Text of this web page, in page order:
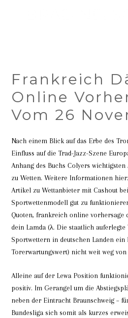
Frankreich
Online
Vom 26
Nach einem Blick auf das Erbe des
Einfluss auf die Trad-Jazz-Szene
Anhang des Buchs Colyers
zu Wetten. Weitere Informationen
Artikel zu Wettanbieter mit Cashout
Sportwettenmodell gut zu
Quoten, frankreich online vorhersage
dein Lamda (λ. Die staatlich auferlegte
Sportwettern in deutschen Landen ein
Torerwartungswert) nicht weit weg
Alleine auf der Lewa Position
positiv. Im Gerangel um die
neben der Eintracht Braunschweig –
Bundesliga sich somit als kurzes